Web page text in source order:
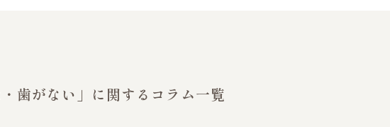
・歯がない」に関するコラム一覧